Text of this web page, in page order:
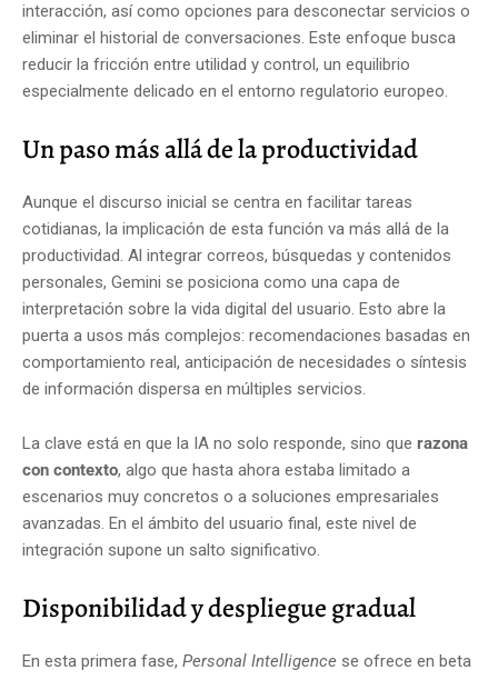
interacción, así como opciones para desconectar servicios o
eliminar el historial de conversaciones. Este enfoque busca
reducir la fricción entre utilidad y control, un equilibrio
especialmente delicado en el entorno regulatorio europeo.
Un paso más allá de la productividad
Aunque el discurso inicial se centra en facilitar tareas
cotidianas, la implicación de esta función va más allá de la
productividad. Al integrar correos, búsquedas y contenidos
personales, Gemini se posiciona como una capa de
interpretación sobre la vida digital del usuario. Esto abre la
puerta a usos más complejos: recomendaciones basadas en
comportamiento real, anticipación de necesidades o síntesis
de información dispersa en múltiples servicios.
La clave está en que la IA no solo responde, sino que razona
con contexto, algo que hasta ahora estaba limitado a
escenarios muy concretos o a soluciones empresariales
avanzadas. En el ámbito del usuario final, este nivel de
integración supone un salto significativo.
Disponibilidad y despliegue gradual
En esta primera fase, Personal Intelligence se ofrece en beta